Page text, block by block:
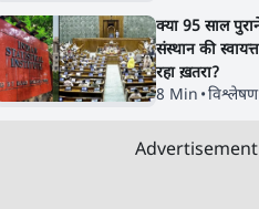
क्या 95 साल
संस्थान की
रहा ख़तरा?
8 Min •विश्लेषण
Advertisement